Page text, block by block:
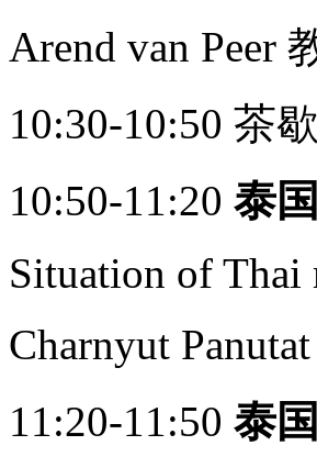
Arend van Peer
10:30-10:50 茶歇
10:50-11:20 泰
Situation of
Charnyut
11:20-11:50 泰